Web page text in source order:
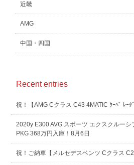
近畿
AMG
中国・四国
Recent entries
祝！【AMG Cクラス C43 4MATIC ｸｰﾍﾟ ﾚｰﾀﾞ
2020y E300 AVG スポーツ エクスクルーシ
PKG 368万円入庫！8月6日
祝！ご納車【メルセデスベンツ Cクラス